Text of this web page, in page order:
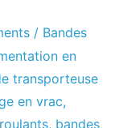
/ Bandes
en
transporteuse
en vrac,
, bandes